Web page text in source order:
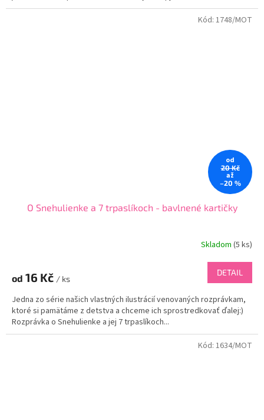
od
20 Kč
až
–20 %
O Snehulienke a 7 trpaslíkoch - bavlnené kartičky
Skladom (5 ks)
od 16 Kč / ks
DETAIL
Jedna zo série našich vlastných ilustrácií venovaných rozprávkam,
ktoré si pamätáme z detstva a chceme ich sprostredkovať ďalej:)
Rozprávka o Snehulienke a jej 7 trpaslíkoch...
Kód: 1748/MOT
Kód: 1634/MOT